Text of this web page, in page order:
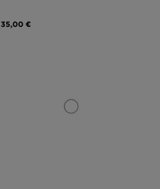
35,00 €